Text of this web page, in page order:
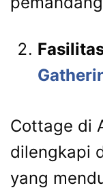
Cottage di
dilengkapi
yang